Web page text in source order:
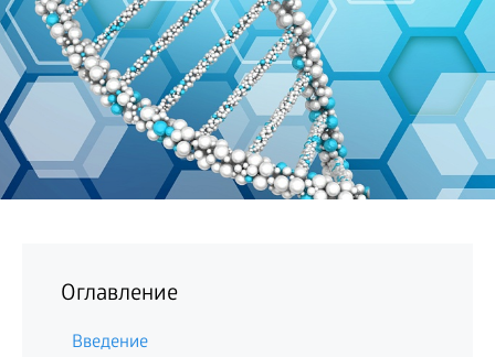
Оглавление
Введение